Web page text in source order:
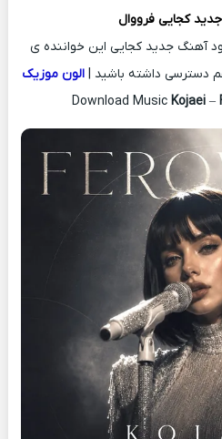
کجاییفرووال
آهنگ جدید کجایی این خواننده ی
دسترسی داشته باشید |الون موزیک
Download Music Kojaei–